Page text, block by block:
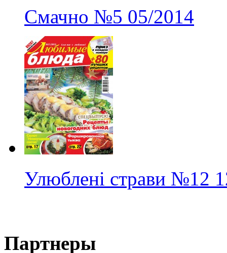
Смачно №5 05/2014
Улюблені страви №12
Партнеры